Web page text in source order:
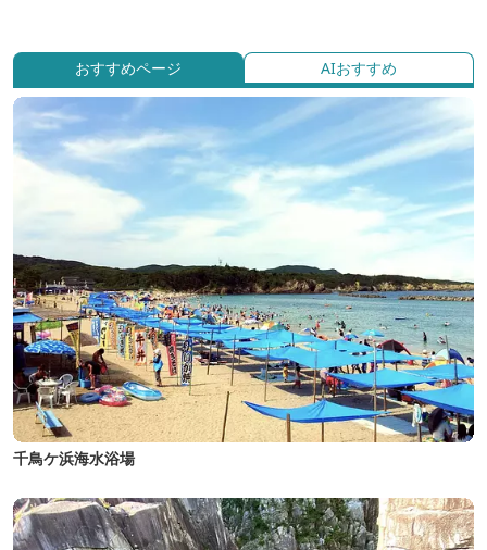
おすすめページ AIおすすめ
千鳥ケ浜海水浴場